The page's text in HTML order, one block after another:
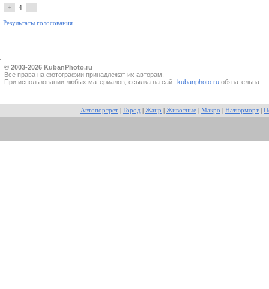
+ 4 –
Результаты голосования
© 2003-2026 KubanPhoto.ru
Все прaва на фотографии принадлежат их авторам.
При использовании любых материалов, ссылка на сайт kubanphoto.ru обязательна.
Автопортрет Город Жанр Животные Макро Натюрморт